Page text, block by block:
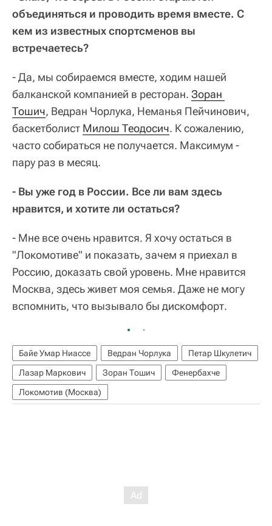
объединяться и проводить время вместе. С
кем из известных спортсменов вы
встречаетесь?
- Да, мы собираемся вместе, ходим нашей
балканской компанией в ресторан. Зоран
Тошич, Ведран Чорлука, Неманья Пейчинович,
баскетболист Милош Теодосич. К сожалению,
часто собираться не получается. Максимум -
пару раз в месяц.
- Вы уже год в России. Все ли вам здесь
нравится, и хотите ли остаться?
- Мне все очень нравится. Я хочу остаться в
"Локомотиве" и показать, зачем я приехал в
Россию, доказать свой уровень. Мне нравится
Москва, здесь живет моя семья. Даже не могу
вспомнить, что вызывало бы дискомфорт.
Байе Умар Ниассе Ведран Чорлука
Петар Шкулетич
Лазар Маркович
Зоран Тошич
Фенербахче
Локомотив (Москва)